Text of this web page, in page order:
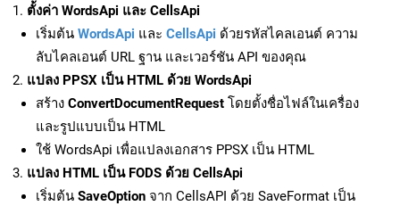
ตั้งค่า WordsApi และ CellsApi
เริ่มต้น WordsApi และ CellsApi ด้วยรหัสไคลเอนต์ ความ
ลับไคลเอนต์ URL ฐาน และเวอร์ชัน API ของคุณ
แปลง PPSX เป็น HTML ด้วย WordsApi
สร้าง ConvertDocumentRequest โดยตั้งชื่อไฟล์ในเครื่อง
และรูปแบบเป็น HTML
ใช้ WordsApi เพื่อแปลงเอกสาร PPSX เป็น HTML
แปลง HTML เป็น FODS ด้วย CellsApi
เริ่มต้น SaveOption จาก CellsAPI ด้วย SaveFormat เป็น